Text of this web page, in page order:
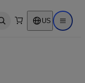
Open search US Open